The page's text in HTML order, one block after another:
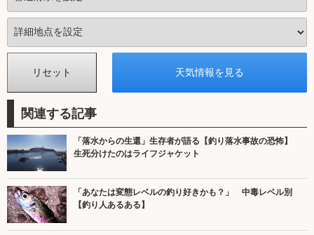
関連する記事
「落水からの生還」生存者が語る【釣り落水事故の恐怖】
生死分けたのはライフジャケット
「あなたは変態レベルの釣り好きかも？」 中毒レベル別
【釣り人あるある】